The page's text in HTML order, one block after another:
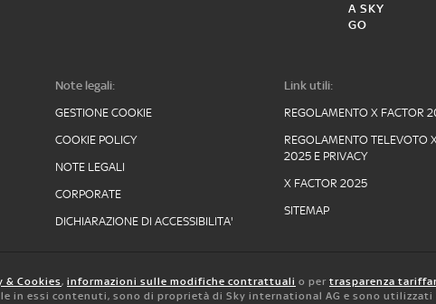
A SKY
GO
Note legali:
GESTIONE COOKIE
COOKIE POLICY
NOTE LEGALI
CORPORATE
DICHIARAZIONE DI ACCESSIBILITA'
Link utili:
REGOLAMENTO X FACTOR
REGOLAMENTO TELEVOTO
2025 E PRIVACY
X FACTOR 2025
SITEMAP
& Cookies, informazioni sulle modifiche contrattuali o per trasparenza
essi contenuti, sono di proprietà di Sky international AG e sono utilizzati